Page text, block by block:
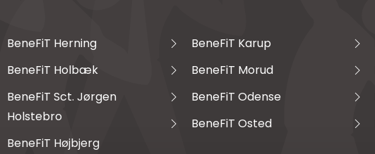
BeneFiT Herning
BeneFiT Holbæk
BeneFiT Sct. Jørgen
Holstebro
BeneFiT Højbjerg
BeneFiT Karup
BeneFiT Morud
BeneFiT Odense
BeneFiT Osted